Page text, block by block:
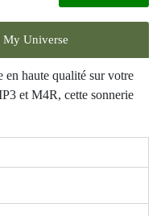
My Universe
haute qualité sur votre
et M4R, cette sonnerie